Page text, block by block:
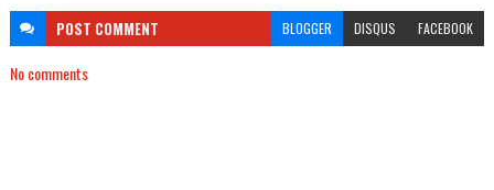
POST COMMENT BLOGGER DISQUS FACEBOOK
No comments